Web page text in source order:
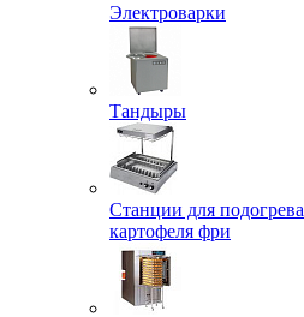
Электроварки
Тандыры
Станции для подогрева
картофеля фри